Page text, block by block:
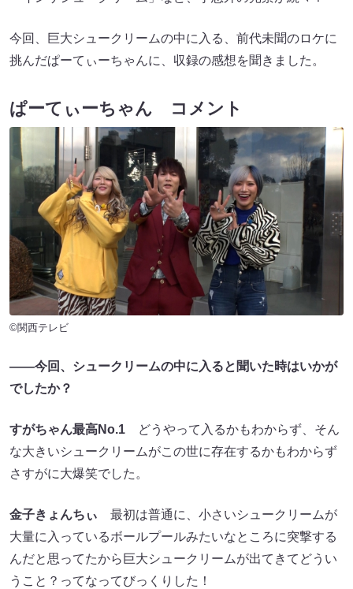
今回、巨大シュークリームの中に入る、前代未聞のロケに
挑んだぱーてぃーちゃんに、収録の感想を聞きました。
ぱーてぃーちゃん コメント
©関西テレビ
――今回、シュークリームの中に入ると聞いた時はいかが
でしたか？
すがちゃん最高No.1 どうやって入るかもわからず、そん
な大きいシュークリームがこの世に存在するかもわからず
さすがに大爆笑でした。
金子きょんちぃ 最初は普通に、小さいシュークリームが
大量に入っているボールプールみたいなところに突撃する
んだと思ってたから巨大シュークリームが出てきてどうい
うこと？ってなってびっくりした！